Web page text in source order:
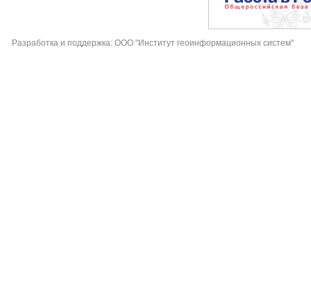
Разработка и поддержка: ООО "Институт геоинформационных систем"